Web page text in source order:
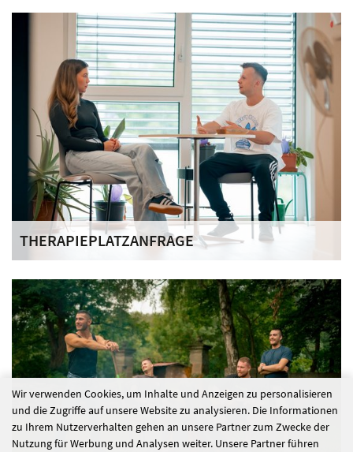
erklären die Voraussetzungen für eine Aufnahme, den
Ablauf der Anmeldung und wie wir Sie bei den nächsten
Schritten unterstützen können.
THERAPIEPLATZANFRAGE
Wir verwenden Cookies, um Inhalte und Anzeigen zu personalisieren
und die Zugriffe auf unsere Website zu analysieren. Die Informationen
zu Ihrem Nutzerverhalten gehen an unsere Partner zum Zwecke der
Nutzung für Werbung und Analysen weiter. Unsere Partner führen